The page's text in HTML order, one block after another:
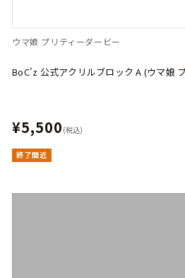
ウマ娘 プリティーダービー
BoC'z 公式アクリルブロック A (ウマ娘
¥5,500 (税込)
終了間近